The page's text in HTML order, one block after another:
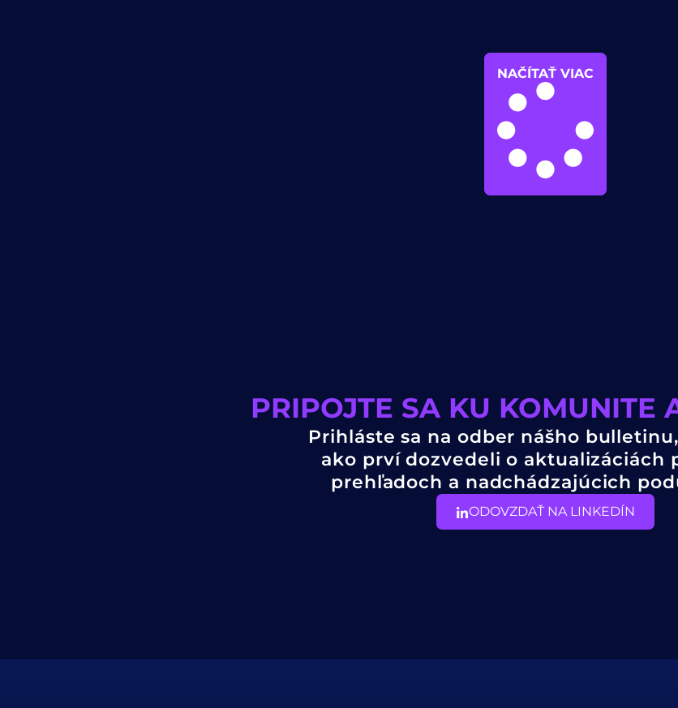
NAČÍTAŤ VIAC
PRIPOJTE SA KU KOMUNITE
Prihláste sa na odber nášho
ako prví dozvedeli o aktualizáciách
prehľadoch a nadchádzajúcich
ODOVZDAŤ NA LINKEDÍN